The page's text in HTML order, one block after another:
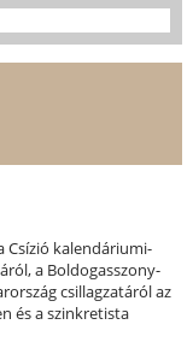
Csízió kalendáriumi-
a Boldogasszony-
csillagzatáról az
és a szinkretista